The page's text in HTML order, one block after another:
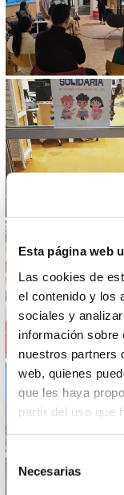
Esta página web
Las cookies de
el contenido y los
sociales y
información sobre
nuestros partners
web, quienes
que les haya
partir del uso que
Selección
de Necesarias